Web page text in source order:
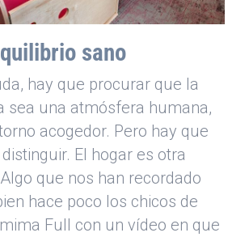
sano
hay que procurar que la
sea una atmósfera humana,
acogedor. Pero hay que
El hogar es otra
que nos han recordado
hace poco los chicos de
Full con un vídeo en que